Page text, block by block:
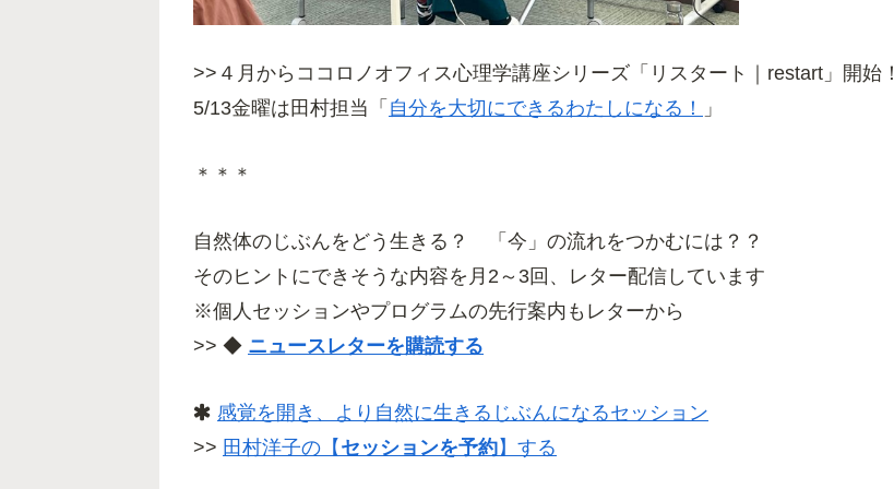
>>４月からココロノオフィス心理学講座シリーズ「リスタート｜restart」開始！
5/13金曜は田村担当「 自分を大切にできるわたしになる！ 」
＊＊＊
自然体のじぶんをどう生きる？ 「今」の流れをつかむには？？
そのヒントにできそうな内容を月2～3回、レター配信しています
※個人セッションやプログラムの先行案内もレターから
>> ◆ ニュースレターを購読する
感覚を開き、より自然に生きるじぶんになるセッション
>> 田村洋子の【 セッションを予約】する